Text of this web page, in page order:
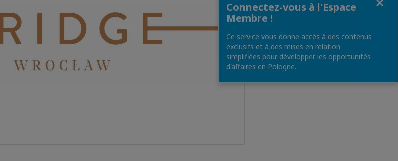
Connectez-vous à l'Espace
Membre !
Ce service vous donne accès à des contenus
exclusifs et à des mises en relation
simplifiées pour développer les opportunités
d'affaires en Pologne.